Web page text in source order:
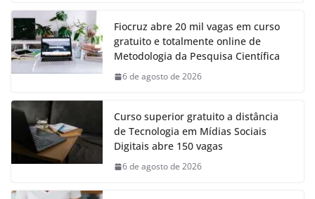
Fiocruz abre 20 mil vagas em curso
gratuito e totalmente online de
Metodologia da Pesquisa Científica
6 de agosto de 2026
Curso superior gratuito a distância
de Tecnologia em Mídias Sociais
Digitais abre 150 vagas
6 de agosto de 2026